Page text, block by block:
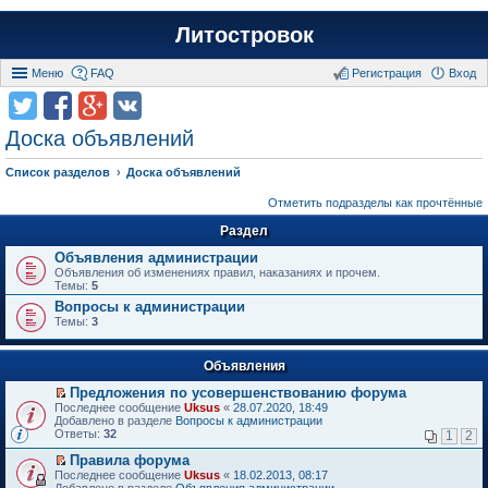
Литостровок
Меню FAQ Вход
Регистрация
Доска объявлений
Список разделов Доска объявлений
Отметить подразделы как прочтённые
Раздел
Объявления администрации
Объявления об изменениях правил, наказаниях и прочем.
Темы: 5
Вопросы к администрации
Темы: 3
Объявления
П
е
р
й
т
и
Предложения по усовершенствованию форума
Последнее сообщение Uksus « 28.07.2020, 18:49
Добавлено в разделе Вопросы к администрации
Ответы: 32 1 2
П
е
Правила форума
Последнее сообщение Uksus « 18.02.2013, 08:17